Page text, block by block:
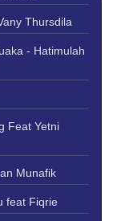
Thursdila
- Hatimulah
Feat Yetni
Munafik
feat Fiqrie